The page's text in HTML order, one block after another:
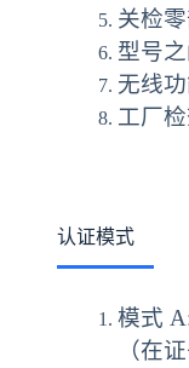
关检
型号
无线
工厂
认证模式
模式
（在